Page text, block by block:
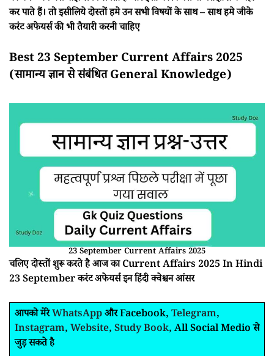
कर पाते हैं। तो इसीलिये दोस्तों हमे उन सभी विषयों के साथ – साथ हमे जीके
करंट अफेयर्स की भी तैयारी करनी चाहिए
Best 23 September Current Affairs 2025
(सामान्य ज्ञान से संबंधित General Knowledge)
23 September Current Affairs 2025
चलिए दोस्तों शुरू करते है आज का Current Affairs 2025 In Hindi
23 September करंट अफेयर्स इन हिंदी क्वेश्चन आंसर
आपको मेरेWhatsAppऔर Facebook, Telegram,
Instagram, Website, Study Book, All Social Medio से
जुड़ सकते है